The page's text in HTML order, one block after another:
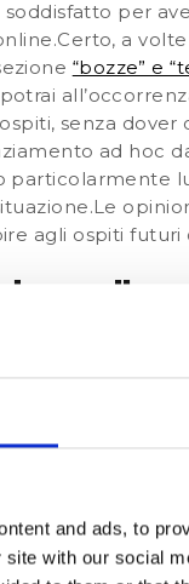
and ads, to
with our social
soddisfatto per
Certo, a
“bozze” e
senza
ad hoc
particolarmente
Le
agli ospiti
alle
meglio evitare di
Anche la risposta
aggiuntivi
recensioni dei
spassionato
per farla